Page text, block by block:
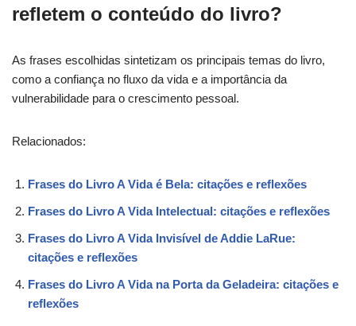
refletem o conteúdo do livro?
As frases escolhidas sintetizam os principais temas do livro,
como a confiança no fluxo da vida e a importância da
vulnerabilidade para o crescimento pessoal.
Relacionados:
Frases do Livro A Vida é Bela: citações e reflexões
Frases do Livro A Vida Intelectual: citações e reflexões
Frases do Livro A Vida Invisível de Addie LaRue:
citações e reflexões
Frases do Livro A Vida na Porta da Geladeira: citações e
reflexões